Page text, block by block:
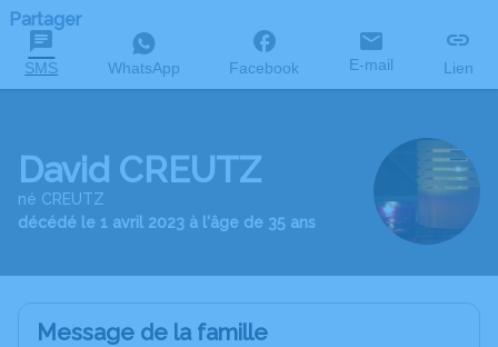
Partager
SMS WhatsApp Facebook E-mail Lien
David CREUTZ
né CREUTZ
décédé le 1 avril 2023 à l'âge de 35 ans
Message de la famille